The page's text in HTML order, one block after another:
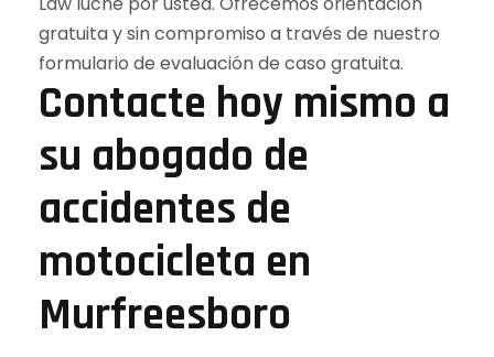
Contacte hoy mismo a
su abogado de
accidentes de
motocicleta en
Murfreesboro